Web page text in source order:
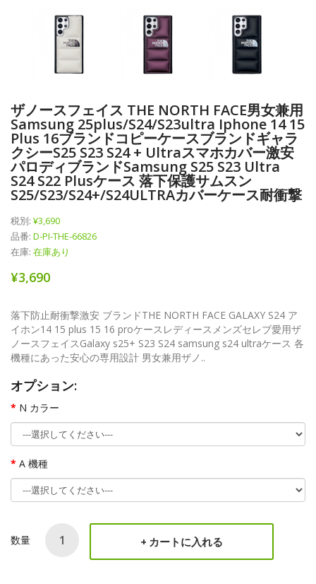
ザノースフェイス THE NORTH FACE男女兼用
Samsung 25plus/s24/s23ultra Iphone 14 15
Plus 16ブランドコピーケースブランドギャラ
クシーs25 S23 S24 + Ultraスマホカバー激安
パロディブランドSamsung S25 S23 Ultra
S24 S22 Plusケース 落下保護サムスン
S25/S23/S24+/S24ULTRAカバーケース耐衝撃
税別: ¥3,690
品番: D-PI-THE-66826
在庫: 在庫あり
¥3,690
落下防止耐衝撃激安 ブランドTHE NORTH FACE GALAXY S24 ア
イホン14 15 plus 15 16 proケースレディースメンズセレブ愛用ザ
ノースフェイスGalaxy s25+ S23 S24 samsung s24 ultraケース 各
機種にあった安心の専用設計 男女兼用ザノ..
オプション:
N カラー
A 機種
数量 カートに入れる